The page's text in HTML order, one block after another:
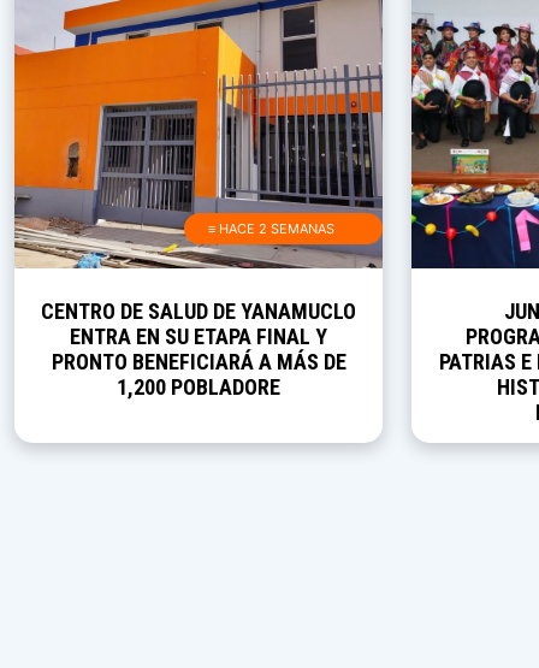
≡ HACE 2 SEMANAS
CENTRO DE SALUD DE YANAMUCLO
ENTRA EN SU ETAPA FINAL Y
PRONTO BENEFICIARÁ A MÁS DE
1,200 POBLADORE
PATRIAS